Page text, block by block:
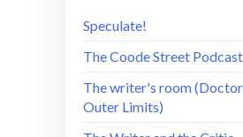
Speculate!
The Coode Street Podcast
The writer's room
Outer Limits)